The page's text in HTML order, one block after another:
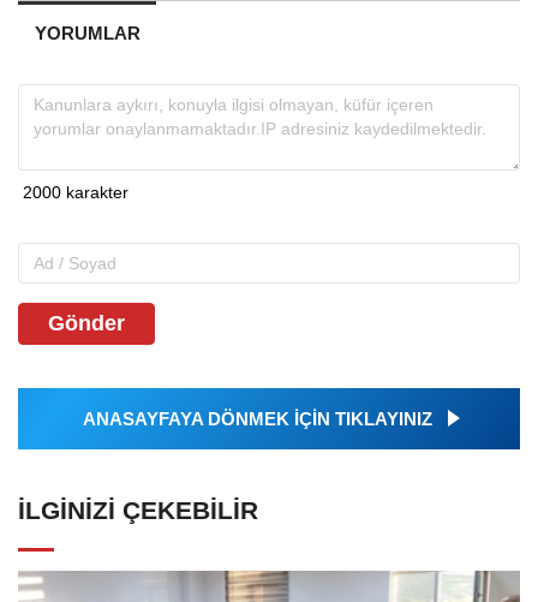
YORUMLAR
Gönder
ANASAYFAYA DÖNMEK İÇİN TIKLAYINIZ
İLGINIZI ÇEKEBILIR